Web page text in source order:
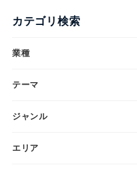
カテゴリ検索
業種
テーマ
ジャンル
エリア